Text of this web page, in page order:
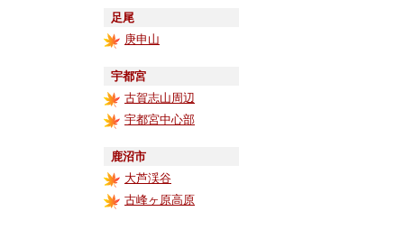
足尾
庚申山
宇都宮
古賀志山周辺
宇都宮中心部
鹿沼市
大芦渓谷
古峰ヶ原高原